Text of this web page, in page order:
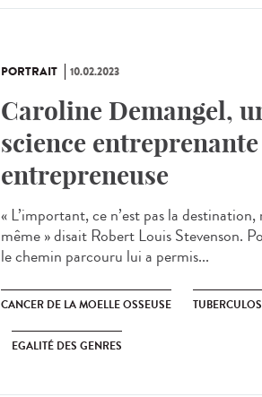
PORTRAIT 10.02.2023
Caroline Demangel,
science
entrepreneuse
« L’important, ce n’est pas la
même » disait Robert Louis Stevenson.
le chemin parcouru lui a permis...
CANCER DE LA MOELLE OSSEUSE
EGALITÉ DES GENRES